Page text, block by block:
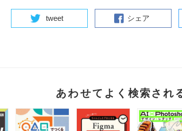
tweet シェア
あわせてよく検索され